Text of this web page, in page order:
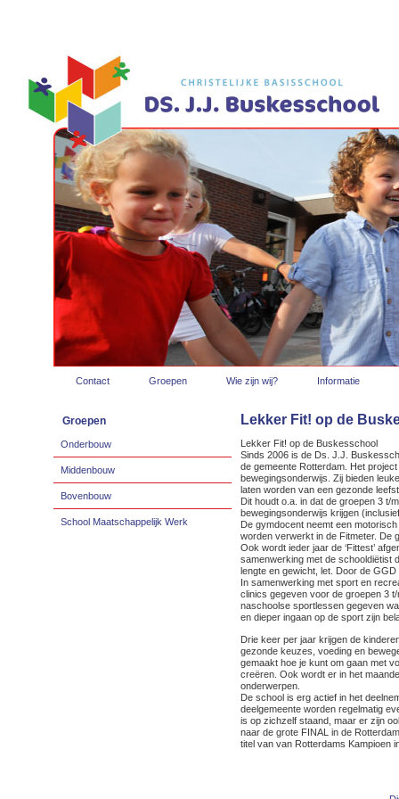
Contact Groepen Wie zijn wij? Informatie
Groepen
Onderbouw
Middenbouw
Bovenbouw
School Maatschappelijk Werk
Lekker Fit! op de
Lekker Fit! op de Buskesschool
Sinds 2006 is de Ds. J.J.
de gemeente Rotterdam. Het
bewegingsonderwijs. Zij bieden
laten worden van een gezonde
Dit houdt o.a. in dat de groepen 3 t/
bewegingsonderwijs krijgen
De gymdocent neemt een
worden verwerkt in de Fitmeter. De
Ook wordt ieder jaar de ‘Fittest’
samenwerking met de schooldiëtist
lengte en gewicht, let. Door de
In samenwerking met sport en
clinics gegeven voor de groepen 3
naschoolse sportlessen gegeven
en dieper ingaan op de sport zijn
Drie keer per jaar krijgen de
gezonde keuzes, voeding en
gemaakt hoe je kunt om gaan met
creëren. Ook wordt er in het
onderwerpen.
De school is erg actief in het
deelgemeente worden regelmatig
is op zichzelf staand, maar er zijn
naar de grote FINAL in de
titel van van Rotterdams Kampioen